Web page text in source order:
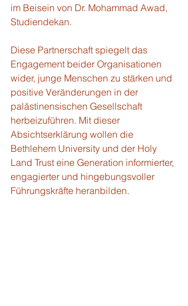
im Beisein von Dr. Mohammad Awad,
Studiendekan.
Diese Partnerschaft spiegelt das
Engagement beider Organisationen
wider, junge Menschen zu stärken und
positive Veränderungen in der
palästinensischen Gesellschaft
herbeizuführen. Mit dieser
Absichtserklärung wollen die
Bethlehem University und der Holy
Land Trust eine Generation informierter,
engagierter und hingebungsvoller
Führungskräfte heranbilden.